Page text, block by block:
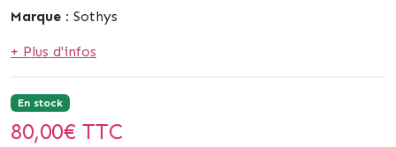
Marque : Sothys
+ Plus d'infos
En stock
80,00€ TTC